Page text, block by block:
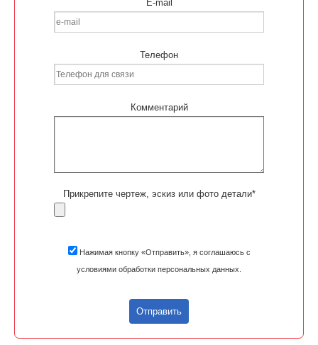
E-mail
Телефон
Комментарий
Прикрепите чертеж, эскиз или фото детали*
Нажимая кнопку «Отправить», я соглашаюсь с
условиями обработки персональных данных.
Отправить